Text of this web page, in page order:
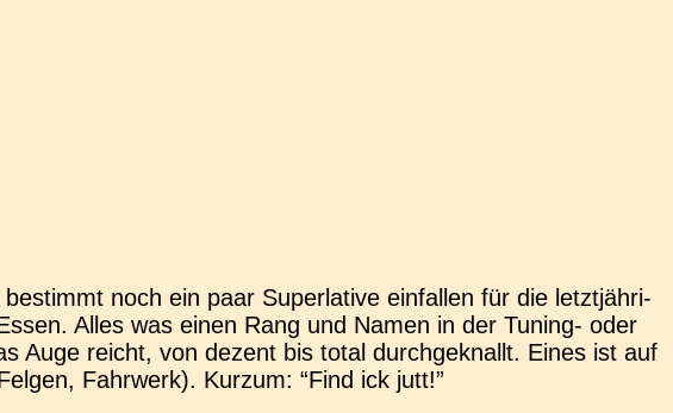
bestimmt noch ein paar Super­la­ti­ve ein­fal­len für die letzt­jäh­ri­
Alles was einen Rang und Namen in der Tuning- oder
Auge reicht, von dezent bis total durch­ge­knallt. Eines ist auf
Fahr­werk). Kurzum: “Find ick jutt!”